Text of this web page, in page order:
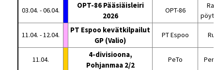
03.04. - 06.04.
OPT-86 Pääsiäisleiri
2026
OPT-86
11.04. - 12.04.
PT Espoo kevätkilpailut
GP (Valio)
PT Espoo
11.04.
4-divisioona,
Pohjanmaa 2/2
PeTo